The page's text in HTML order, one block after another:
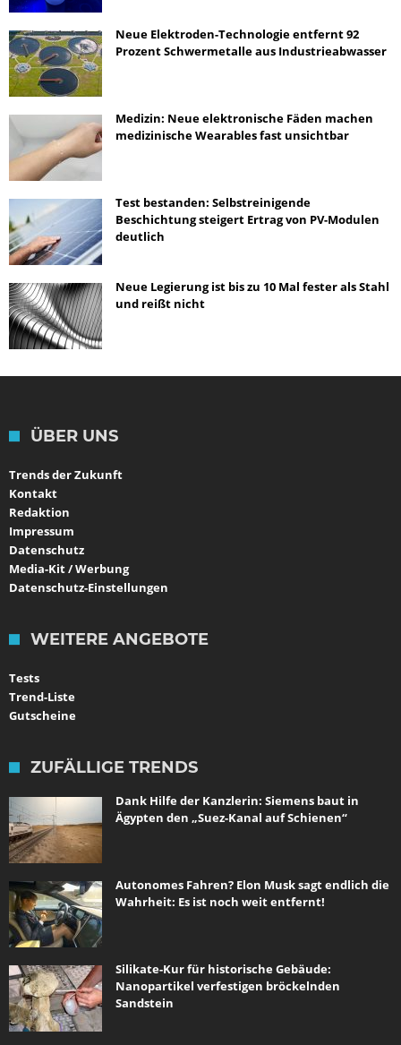
Neue Elektroden-Technologie entfernt 92
Prozent Schwermetalle aus Industrieabwasser
Medizin: Neue elektronische Fäden machen
medizinische Wearables fast unsichtbar
Test bestanden: Selbstreinigende
Beschichtung steigert Ertrag von PV-Modulen
deutlich
Neue Legierung ist bis zu 10 Mal fester als Stahl
und reißt nicht
ÜBER UNS
Trends der Zukunft
Kontakt
Redaktion
Impressum
Datenschutz
Media-Kit / Werbung
Datenschutz-Einstellungen
WEITERE ANGEBOTE
Tests
Trend-Liste
Gutscheine
ZUFÄLLIGE TRENDS
Dank Hilfe der Kanzlerin: Siemens baut in
Ägypten den „Suez-Kanal auf Schienen“
Autonomes Fahren? Elon Musk sagt endlich die
Wahrheit: Es ist noch weit entfernt!
Silikate-Kur für historische Gebäude:
Nanopartikel verfestigen bröckelnden
Sandstein